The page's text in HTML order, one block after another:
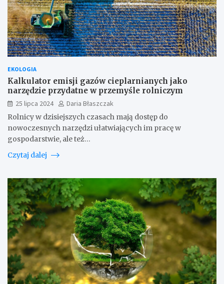
EKOLOGIA
Kalkulator emisji gazów cieplarnianych jako
narzędzie przydatne w przemyśle rolniczym
25 lipca 2024
Daria Błaszczak
Rolnicy w dzisiejszych czasach mają dostęp do
nowoczesnych narzędzi ułatwiających im pracę w
gospodarstwie, ale też…
Czytaj dalej